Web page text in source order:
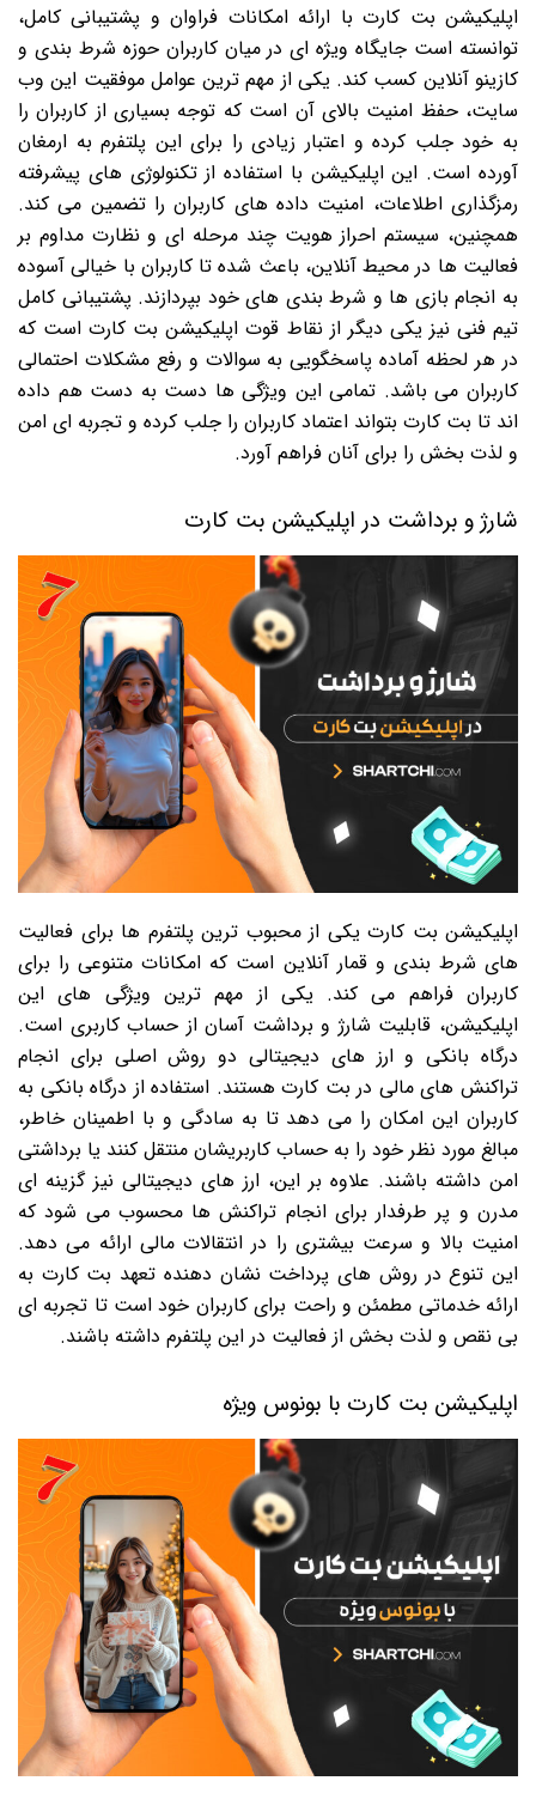
اپلیکیشن بت کارت با ارائه امکانات فراوان و پشتیبانی کامل،
توانسته است جایگاه ویژه ای در میان کاربران حوزه شرط بندی و
کازینو آنلاین کسب کند. یکی از مهم ترین عوامل موفقیت این وب
سایت، حفظ امنیت بالای آن است که توجه بسیاری از کاربران را
به خود جلب کرده و اعتبار زیادی را برای این پلتفرم به ارمغان
آورده است. این اپلیکیشن با استفاده از تکنولوژی های پیشرفته
رمزگذاری اطلاعات، امنیت داده های کاربران را تضمین می کند.
همچنین، سیستم احراز هویت چند مرحله ای و نظارت مداوم بر
فعالیت ها در محیط آنلاین، باعث شده تا کاربران با خیالی آسوده
به انجام بازی ها و شرط بندی های خود بپردازند. پشتیبانی کامل
تیم فنی نیز یکی دیگر از نقاط قوت اپلیکیشن بت کارت است که
در هر لحظه آماده پاسخگویی به سوالات و رفع مشکلات احتمالی
کاربران می باشد. تمامی این ویژگی ها دست به دست هم داده
اند تا بت کارت بتواند اعتماد کاربران را جلب کرده و تجربه ای امن
و لذت بخش را برای آنان فراهم آورد.
شارژ و برداشت در اپلیکیشن بت کارت
اپلیکیشن بت کارت یکی از محبوب ترین پلتفرم ها برای فعالیت
های شرط بندی و قمار آنلاین است که امکانات متنوعی را برای
کاربران فراهم می کند. یکی از مهم ترین ویژگی های این
اپلیکیشن، قابلیت شارژ و برداشت آسان از حساب کاربری است.
درگاه بانکی و ارز های دیجیتالی دو روش اصلی برای انجام
تراکنش های مالی در بت کارت هستند. استفاده از درگاه بانکی به
کاربران این امکان را می دهد تا به سادگی و با اطمینان خاطر،
مبالغ مورد نظر خود را به حساب کاربریشان منتقل کنند یا برداشتی
امن داشته باشند. علاوه بر این، ارز های دیجیتالی نیز گزینه ای
مدرن و پر طرفدار برای انجام تراکنش ها محسوب می شود که
امنیت بالا و سرعت بیشتری را در انتقالات مالی ارائه می دهد.
این تنوع در روش های پرداخت نشان دهنده تعهد بت کارت به
ارائه خدماتی مطمئن و راحت برای کاربران خود است تا تجربه ای
بی نقص و لذت بخش از فعالیت در این پلتفرم داشته باشند.
اپلیکیشن بت کارت با بونوس ویژه